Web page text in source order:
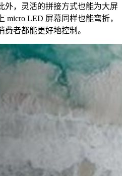
外，灵活的拼接方式也能为大屏
micro LED 屏幕同样也能弯折，
者都能更好地控制。